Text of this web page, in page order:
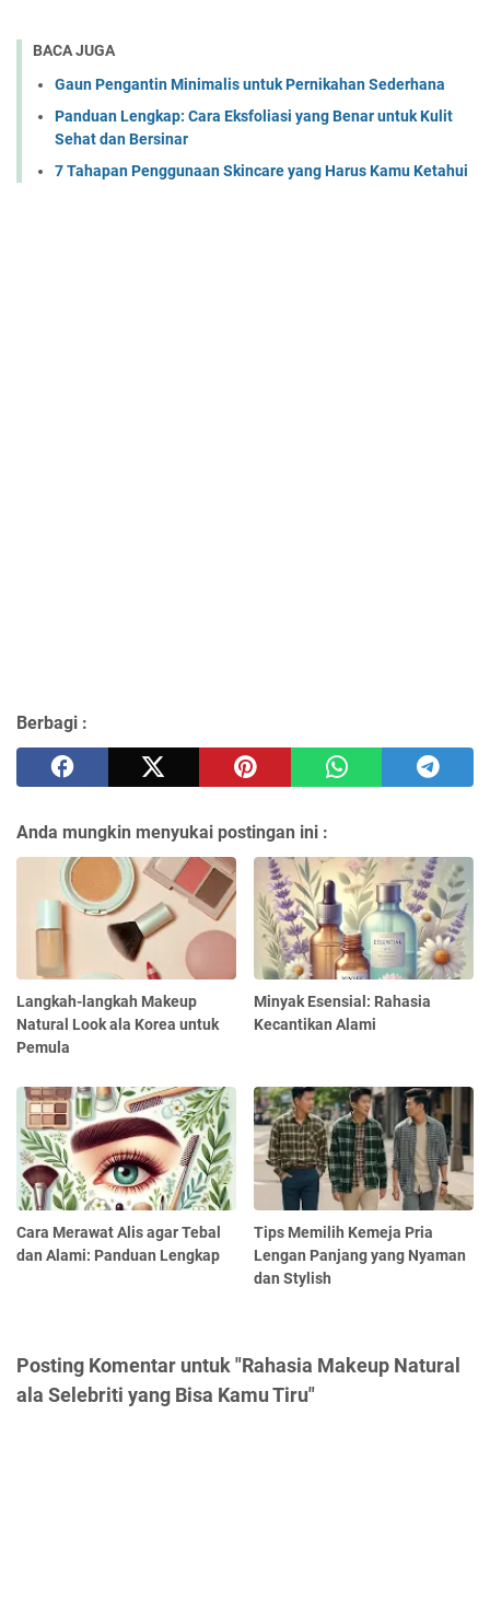
BACA JUGA
Gaun Pengantin Minimalis untuk Pernikahan Sederhana
Panduan Lengkap: Cara Eksfoliasi yang Benar untuk Kulit
Sehat dan Bersinar
7 Tahapan Penggunaan Skincare yang Harus Kamu Ketahui
Berbagi :
Anda mungkin menyukai postingan ini :
Langkah-langkah Makeup
Natural Look ala Korea untuk
Pemula
Minyak Esensial: Rahasia
Kecantikan Alami
Cara Merawat Alis agar Tebal
dan Alami: Panduan Lengkap
Tips Memilih Kemeja Pria
Lengan Panjang yang Nyaman
dan Stylish
Posting Komentar untuk "Rahasia Makeup Natural
ala Selebriti yang Bisa Kamu Tiru"